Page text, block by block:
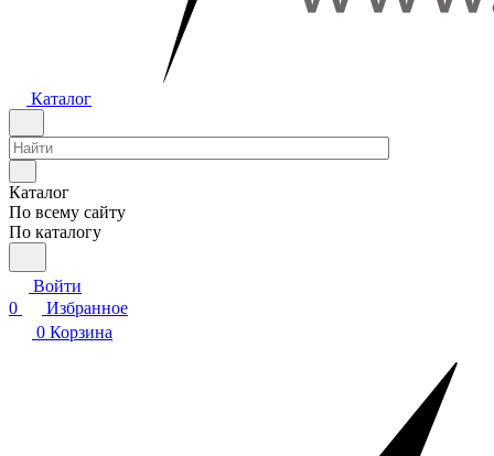
Каталог
Каталог
По всему сайту
По каталогу
Войти
0
Избранное
0 Корзина